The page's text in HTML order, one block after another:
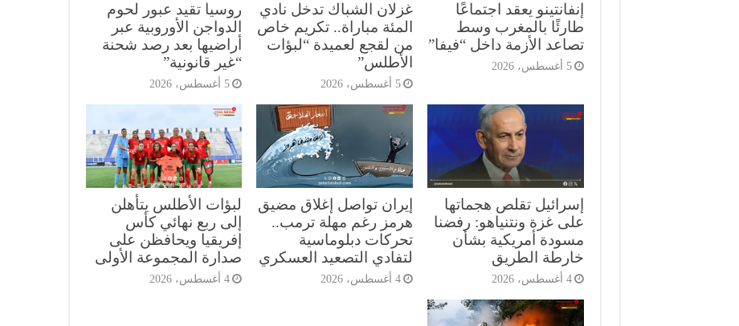
إنفانتينو يعقد اجتماعًا
طارئًا بالمغرب وسط
تصاعد الأزمة داخل “فيفا”
5 أغسطس، 2026
غزلان الشباك تدخل نادي
المئة مباراة.. تكريم خاص
من لقجع لعميدة “لبؤات
الأطلس”
5 أغسطس، 2026
روسيا تقيد عبور لحوم
الدواجن الأوروبية عبر
أراضيها بعد رصد شحنة
“غير قانونية”
5 أغسطس، 2026
إسرائيل تقلص هجماتها
على غزة ونتنياهو: رفضنا
مسودة أمريكية بشأن
خارطة الطريق
4 أغسطس، 2026
إيران تواصل إغلاق مضيق
هرمز رغم مهلة ترمب..
تحركات دبلوماسية
لتفادي التصعيد العسكري
4 أغسطس، 2026
لبؤات الأطلس يتأهلن
إلى ربع نهائي كأس
إفريقيا ويحافظن على
صدارة المجموعة الأولى
4 أغسطس، 2026